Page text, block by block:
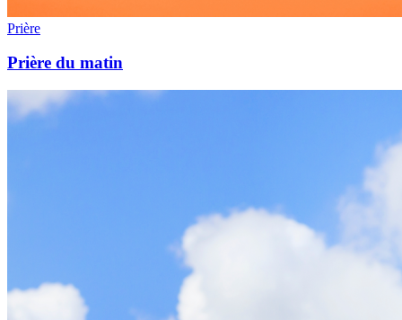
Prière
Prière du matin